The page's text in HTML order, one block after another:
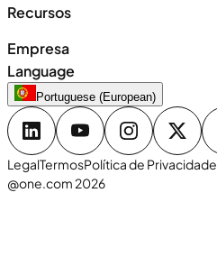
Recursos
Empresa
Language
Portuguese (European)
LegalTermosPolítica de Privacidade
@one.com 2026